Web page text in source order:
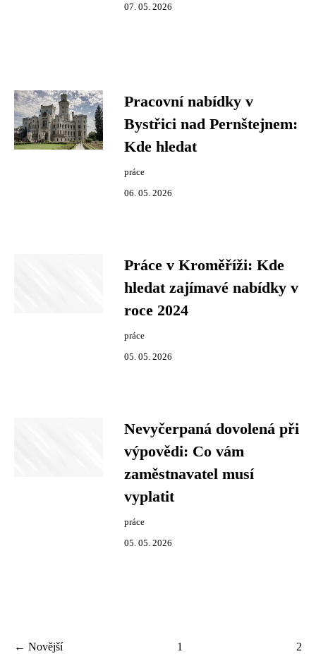
07. 05. 2026
Pracovní nabídky v
Bystřici nad Pernštejnem:
Kde hledat
práce
06. 05. 2026
Práce v Kroměříži: Kde
hledat zajímavé nabídky v
roce 2024
práce
05. 05. 2026
Nevyčerpaná dovolená při
výpovědi: Co vám
zaměstnavatel musí
vyplatit
práce
05. 05. 2026
← Novější 1 2